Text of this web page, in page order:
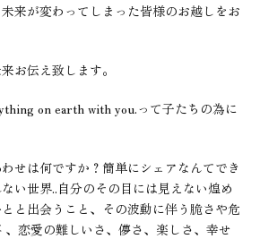
来が変わってしまった皆様のお越しをお
お伝え致します。
on earth with you.って子たちの為に
せは何ですか？簡単にシェアなんてでき
い世界..自分のその目には見えない煌め
と出会うこと、その波動に伴う脆さや危
、恋愛の難しいさ、儚さ、楽しさ、幸せ